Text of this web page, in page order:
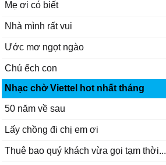
Mẹ ơi có biết
Nhà mình rất vui
Ước mơ ngọt ngào
Chú ếch con
Nhạc chờ Viettel hot nhất tháng
50 năm về sau
Lấy chồng đi chị em ơi
Thuê bao quý khách vừa gọi tạm thời...